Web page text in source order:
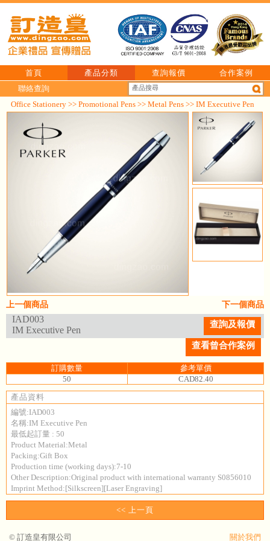
首頁 產品分類 查詢報價
合作案例
聯絡查詢
Office Stationery >> Promotional Pens >> Metal Pens >> IM Executive Pen
下一個商品
上一個商品
IAD003
IM Executive Pen
查詢及報價
查看曾合作案例
訂購數量
參考單價
50
CAD82.40
產品資料
編號:IAD003
名稱:IM Executive Pen
最低起訂量 : 50
Product Material:Metal
Packing:Gift Box
Production time (working days):7-10
Other Description:Original product with international warranty S0856010
Imprint Method:[Silkscreen][Laser Engraving]
<< 上一頁
關於我們
© 訂造皇有限公司